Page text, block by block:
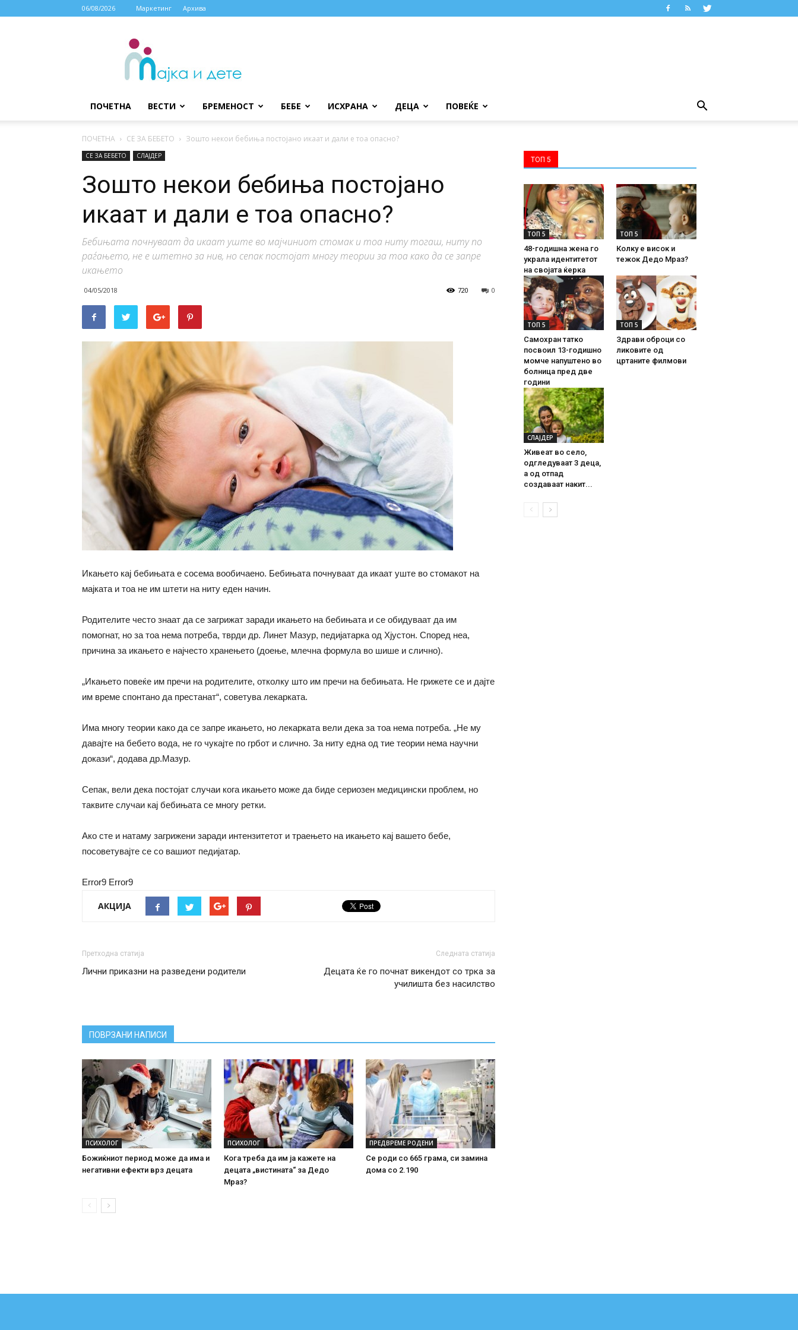
06/08/2026 Маркетинг Архива
МАЈКА
ДЕТЕ
ПОЧЕТНА ВЕСТИ БРЕМЕНОСТ БЕБЕ ИСХРАНА ДЕЦА ПОВЕЌЕ
ПОЧЕТНА СЕ ЗА БЕБЕТО Зошто некои бебиња постојано икаат и дали е тоа опасно?
СЕ ЗА БЕБЕТО СЛАЈДЕР
Зошто некои бебиња постојано
икаат и дали е тоа опасно?
Бебињата почнуваат да икаат уште во мајчиниот стомак и тоа ниту тогаш, ниту по
раѓањето, не е штетно за нив, но сепак постојат многу теории за тоа како да се запре
икањето
04/05/2018 0
720
Икањето кај бебињата е сосема вообичаено. Бебињата почнуваат да икаат уште во стомакот на
мајката и тоа не им штети на ниту еден начин.
Родителите често знаат да се загрижат заради икањето на бебињата и се обидуваат да им
помогнат, но за тоа нема потреба, тврди др. Линет Мазур, педијатарка од Хјустон. Според неа,
причина за икањето е најчесто хранењето (доење, млечна формула во шише и слично).
„Икањето повеќе им пречи на родителите, отколку што им пречи на бебињата. Не грижете се и дајте
им време спонтано да престанат“, советува лекарката.
Има многу теории како да се запре икањето, но лекарката вели дека за тоа нема потреба. „Не му
давајте на бебето вода, не го чукајте по грбот и слично. За ниту една од тие теории нема научни
докази“, додава др.Мазур.
Сепак, вели дека постојат случаи кога икањето може да биде сериозен медицински проблем, но
таквите случаи кај бебињата се многу ретки.
Ако сте и натаму загрижени заради интензитетот и траењето на икањето кај вашето бебе,
посоветувајте се со вашиот педијатар.
Error9 Error9
АКЦИЈА
Претходна статија
Лични приказни на разведени родители
Следната статија
Децата ќе го почнат викендот со трка за
училишта без насилство
ПОВРЗАНИ НАПИСИ
ПСИХОЛОГ
Божиќниот период може да има и
негативни ефекти врз децата
ПСИХОЛОГ
Кога треба да им ја кажете на
децата „вистината“ за Дедо
Мраз?
ПРЕДВРЕМЕ РОДЕНИ
Се роди со 665 грама, си замина
дома со 2.190
ТОП 5
ТОП 5
48-годишна жена го
украла идентитетот
на својата ќерка
ТОП 5
Колку е висок и
тежок Дедо Мраз?
ТОП 5
Самохран татко
посвоил 13-годишно
момче напуштено во
болница пред две
години
ТОП 5
Здрави оброци со
ликовите од
цртаните филмови
СЛАЈДЕР
Живеат во село,
одгледуваат 3 деца,
а од отпад
создаваат накит...